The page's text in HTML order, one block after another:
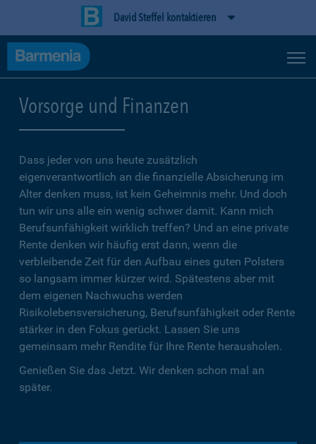
David Steffel kontaktieren
Vorsorge und Finanzen
Dass jeder von uns heute zusätzlich
eigenverantwortlich an die finanzielle Absicherung im
Alter denken muss, ist kein Geheimnis mehr. Und doch
tun wir uns alle ein wenig schwer damit. Kann mich
Berufsunfähigkeit wirklich treffen? Und an eine private
Rente denken wir häufig erst dann, wenn die
verbleibende Zeit für den Aufbau eines guten Polsters
so langsam immer kürzer wird. Spätestens aber mit
dem eigenen Nachwuchs werden
Risikolebensversicherung, Berufsunfähigkeit oder Rente
stärker in den Fokus gerückt. Lassen Sie uns
gemeinsam mehr Rendite für Ihre Rente herausholen.
Genießen Sie das Jetzt. Wir denken schon mal an
später.